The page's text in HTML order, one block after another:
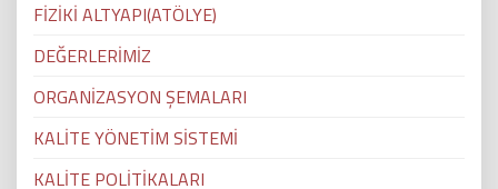
FİZİKİ ALTYAPI(ATÖLYE)
DEĞERLERİMİZ
ORGANİZASYON ŞEMALARI
KALİTE YÖNETİM SİSTEMİ
KALİTE POLİTİKALARI